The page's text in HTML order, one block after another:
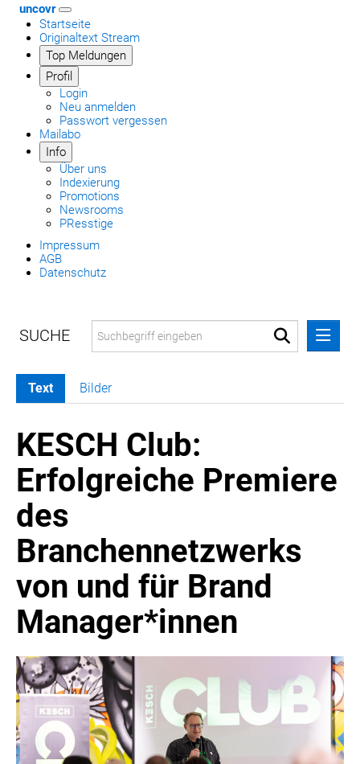
uncovr
Startseite
Originaltext Stream
Top Meldungen
Profil
Login
Neu anmelden
Passwort vergessen
Mailabo
Info
Über uns
Indexierung
Promotions
Newsrooms
PResstige
Impressum
AGB
Datenschutz
MELDUNGEN
COCA-COLA
COCA-COLA HBC ÖSTERREICH
RÖMERQUELLE
ÖSTERREICHISCHE SPORTHILFE
KESCH
Vienna Gin Festival
Herr Alfons
KEJOB
BARFLY'S CLUB
SPORTS MEDIA AUSTRIA
CULINARIUS
RECYCLEMICH-INITIATIVE
VIER HOCH VIER
ALFIES
Text Bilder
KESCH Club:
Erfolgreiche Premiere
des
Branchennetzwerks
von und für Brand
Manager*innen